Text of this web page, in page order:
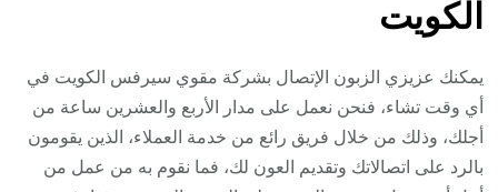
الكويت
يمكنك عزيزي الزبون الإتصال بشركة مقوي سيرفس الكويت في
أي وقت تشاء، فنحن نعمل على مدار الأربع والعشرين ساعة من
أجلك، وذلك من خلال فريق رائع من خدمة العملاء، الذين يقومون
بالرد على اتصالاتك وتقديم العون لك، فما نقوم به من عمل من